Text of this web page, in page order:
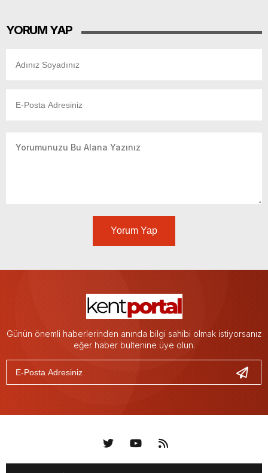
YORUM YAP
Yorum Yap
Günün önemli haberlerinden anında bilgi sahibi olmak istiyorsanız
eğer haber bültenine üye olun.